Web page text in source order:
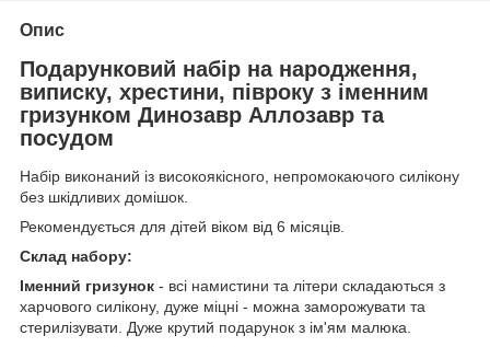
Опис
Подарунковий набір на народження,
виписку, хрестини, півроку з іменним
гризунком Динозавр Аллозавр та
посудом
Набір виконаний із високоякісного, непромокаючого силікону
без шкідливих домішок.
Рекомендується для дітей віком від 6 місяців.
Склад набору:
Іменний гризунок - всі намистини та літери складаються з
харчового силікону, дуже міцні - можна заморожувати та
стерилізувати. Дуже крутий подарунок з ім'ям малюка.